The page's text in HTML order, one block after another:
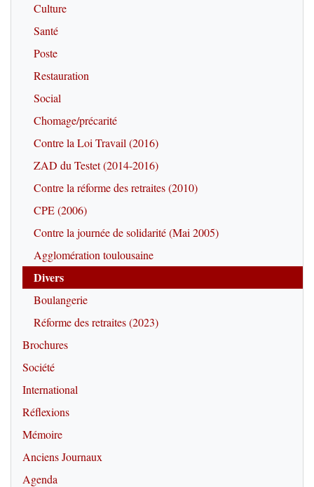
Culture
Santé
Poste
Restauration
Social
Chomage/précarité
Contre la Loi Travail (2016)
ZAD du Testet (2014-2016)
Contre la réforme des retraites (2010)
CPE (2006)
Contre la journée de solidarité (Mai 2005)
Agglomération toulousaine
Divers
Boulangerie
Réforme des retraites (2023)
Brochures
Société
International
Réflexions
Mémoire
Anciens Journaux
Agenda